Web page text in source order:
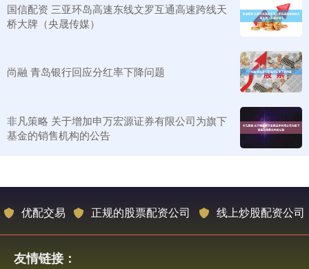
国信配资 三亚环岛高速东线文罗互通高速跨线天
桥大牌（央晟传媒）
尚融 青岛银行回应分红率下降问题
非凡策略 关于增加申万宏源证券有限公司为旗下
基金的销售机构的公告
优配交易 正规的股票配资公司 线上炒股配资公司
友情链接：